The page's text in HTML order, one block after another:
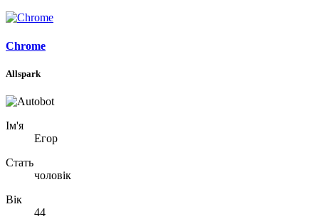
Chrome
Allspark
Ім'я
Егор
Стать
чоловік
Вік
44